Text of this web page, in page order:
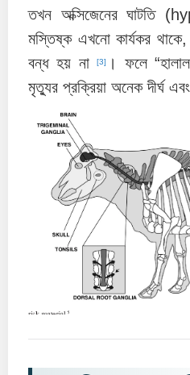
তখন অক্সিজেনের ঘাটতি
মস্তিষ্ক এখনো কার্যকর
বন্ধ হয় না[3]
। ফলে
মৃত্যুর প্রক্রিয়া অনেক দীর্ঘ